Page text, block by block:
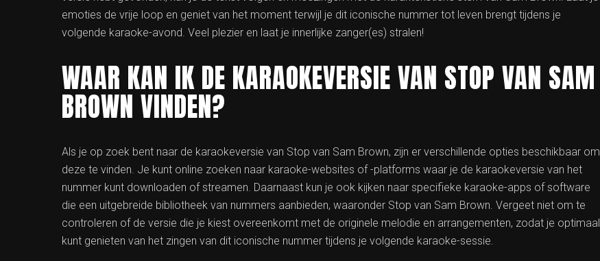
emoties de vrije loop en geniet van het moment terwijl je dit iconische nummer tot leven brengt tijdens je
volgende karaoke-avond. Veel plezier en laat je innerlijke zanger(es) stralen!
WAAR KAN IK DE KARAOKEVERSIE VAN STOP VAN SAM
BROWN VINDEN?
Als je op zoek bent naar de karaokeversie van Stop van Sam Brown, zijn er verschillende opties beschikbaar om
deze te vinden. Je kunt online zoeken naar karaoke-websites of -platforms waar je de karaokeversie van het
nummer kunt downloaden of streamen. Daarnaast kun je ook kijken naar specifieke karaoke-apps of software
die een uitgebreide bibliotheek van nummers aanbieden, waaronder Stop van Sam Brown. Vergeet niet om te
controleren of de versie die je kiest overeenkomt met de originele melodie en arrangementen, zodat je optimaal
kunt genieten van het zingen van dit iconische nummer tijdens je volgende karaoke-sessie.